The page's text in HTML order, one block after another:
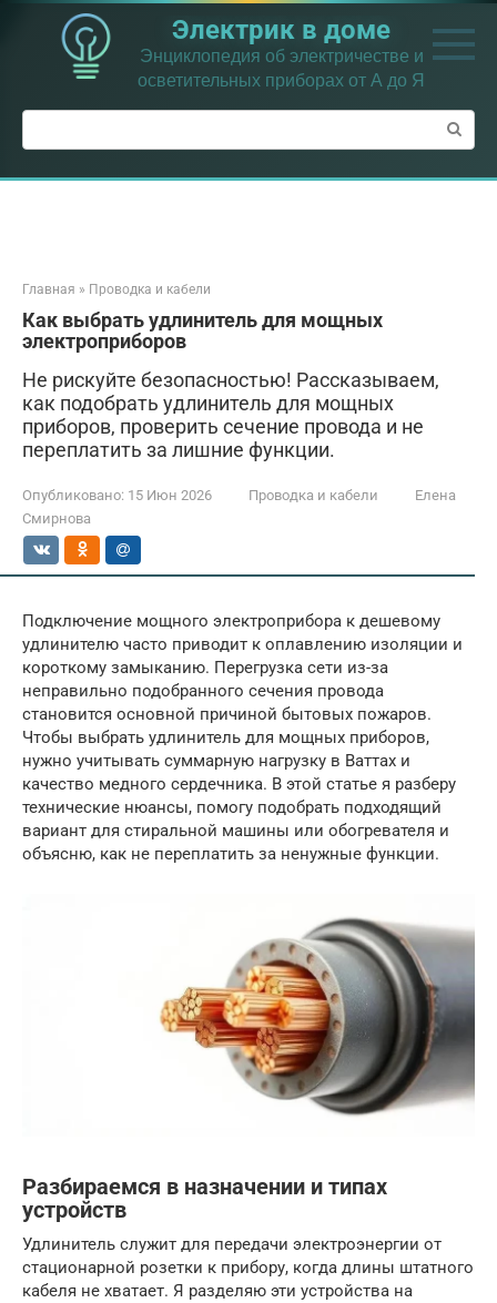
Перейти
контенту
Электрик в доме
Энциклопедия об электричестве и
осветительных приборах от А до Я
Поиск:
Главная » Проводка и кабели
Как выбрать удлинитель для мощных
электроприборов
Не рискуйте безопасностью! Рассказываем,
как подобрать удлинитель для мощных
приборов, проверить сечение провода и не
переплатить за лишние функции.
Опубликовано: 15 Июн 2026 Проводка и кабели
Елена
Смирнова
Подключение мощного электроприбора к дешевому
удлинителю часто приводит к оплавлению изоляции и
короткому замыканию. Перегрузка сети из-за
неправильно подобранного сечения провода
становится основной причиной бытовых пожаров.
Чтобы выбрать удлинитель для мощных приборов,
нужно учитывать суммарную нагрузку в Ваттах и
качество медного сердечника. В этой статье я разберу
технические нюансы, помогу подобрать подходящий
вариант для стиральной машины или обогревателя и
объясню, как не переплатить за ненужные функции.
Разбираемся в назначении и типах
устройств
Удлинитель служит для передачи электроэнергии от
стационарной розетки к прибору, когда длины штатного
кабеля не хватает. Я разделяю эти устройства на